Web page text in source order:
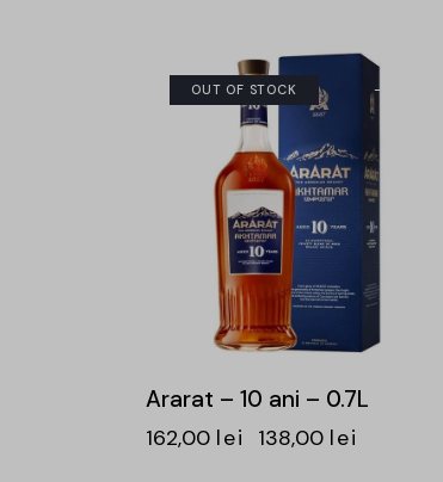
OUT OF STOCK -15%
Ararat – 10 ani – 0.7L
162,00 lei 138,00 lei